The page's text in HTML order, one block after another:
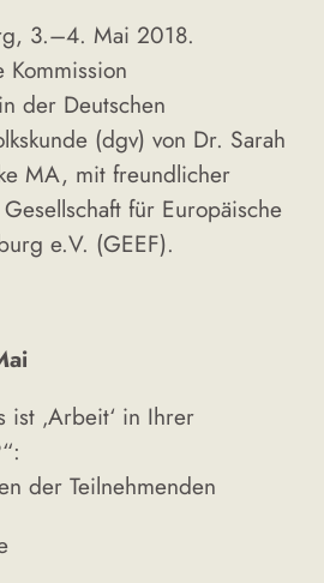
3.–4. Mai 2018.
der Deutschen
(dgv) von Dr. Sarah
MA, mit freundlicher
für Europäische
e.V. (GEEF).
‚Arbeit‘ in Ihrer
der Teilnehmenden